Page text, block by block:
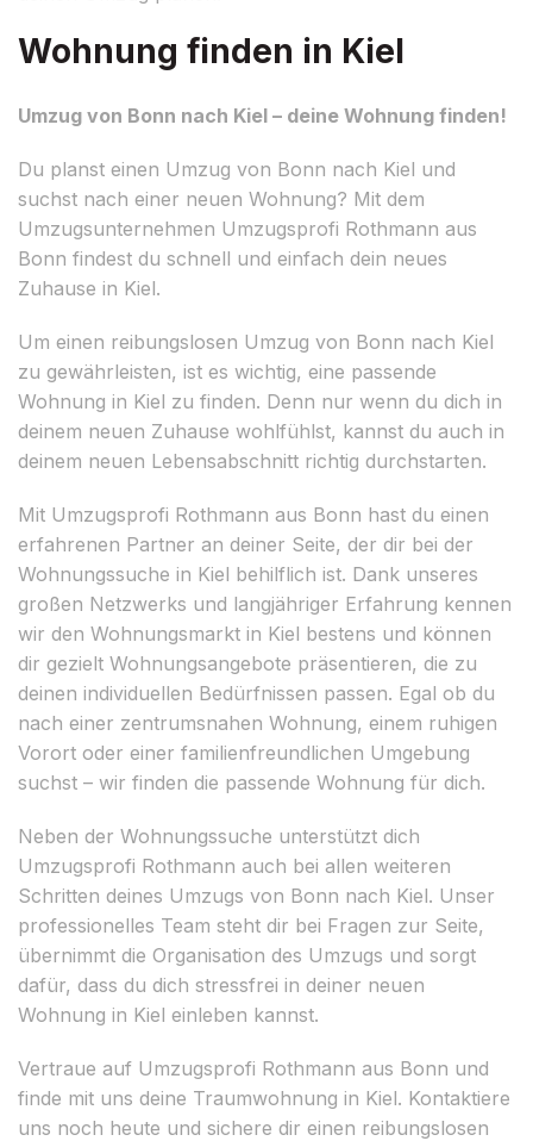
Wohnung finden in Kiel
Umzug von Bonn nach Kiel – deine Wohnung finden!
Du planst einen Umzug von Bonn nach Kiel und
suchst nach einer neuen Wohnung? Mit dem
Umzugsunternehmen Umzugsprofi Rothmann aus
Bonn findest du schnell und einfach dein neues
Zuhause in Kiel.
Um einen reibungslosen Umzug von Bonn nach Kiel
zu gewährleisten, ist es wichtig, eine passende
Wohnung in Kiel zu finden. Denn nur wenn du dich in
deinem neuen Zuhause wohlfühlst, kannst du auch in
deinem neuen Lebensabschnitt richtig durchstarten.
Mit Umzugsprofi Rothmann aus Bonn hast du einen
erfahrenen Partner an deiner Seite, der dir bei der
Wohnungssuche in Kiel behilflich ist. Dank unseres
großen Netzwerks und langjähriger Erfahrung kennen
wir den Wohnungsmarkt in Kiel bestens und können
dir gezielt Wohnungsangebote präsentieren, die zu
deinen individuellen Bedürfnissen passen. Egal ob du
nach einer zentrumsnahen Wohnung, einem ruhigen
Vorort oder einer familienfreundlichen Umgebung
suchst – wir finden die passende Wohnung für dich.
Neben der Wohnungssuche unterstützt dich
Umzugsprofi Rothmann auch bei allen weiteren
Schritten deines Umzugs von Bonn nach Kiel. Unser
professionelles Team steht dir bei Fragen zur Seite,
übernimmt die Organisation des Umzugs und sorgt
dafür, dass du dich stressfrei in deiner neuen
Wohnung in Kiel einleben kannst.
Vertraue auf Umzugsprofi Rothmann aus Bonn und
finde mit uns deine Traumwohnung in Kiel. Kontaktiere
uns noch heute und sichere dir einen reibungslosen